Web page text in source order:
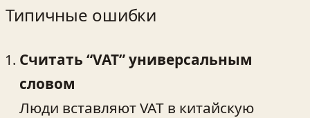
Типичные ошибки
Считать “VAT” универсальным
словом
Люди вставляют VAT в китайскую